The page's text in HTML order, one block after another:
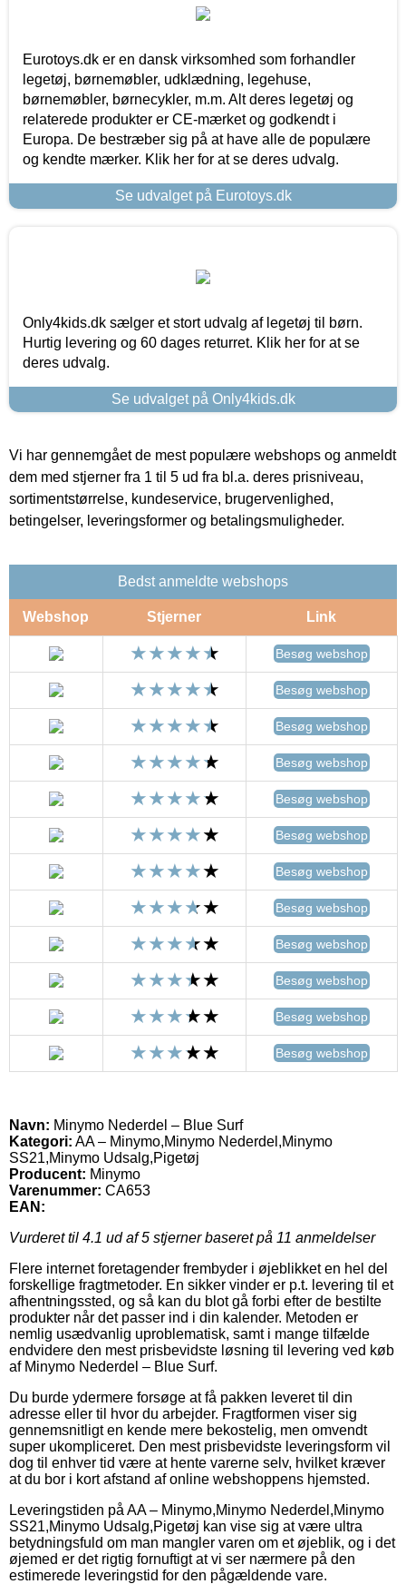
Eurotoys.dk er en dansk virksomhed som forhandler
legetøj, børnemøbler, udklædning, legehuse,
børnemøbler, børnecykler, m.m. Alt deres legetøj og
relaterede produkter er CE-mærket og godkendt i
Europa. De bestræber sig på at have alle de populære
og kendte mærker. Klik her for at se deres udvalg.
Se udvalget på Eurotoys.dk
Only4kids.dk sælger et stort udvalg af legetøj til børn.
Hurtig levering og 60 dages returret. Klik her for at se
deres udvalg.
Se udvalget på Only4kids.dk
Vi har gennemgået de mest populære webshops og anmeldt
dem med stjerner fra 1 til 5 ud fra bl.a. deres prisniveau,
sortimentstørrelse, kundeservice, brugervenlighed,
betingelser, leveringsformer og betalingsmuligheder.
Bedst anmeldte webshops
Webshop Stjerner Link
Besøg webshop
Besøg webshop
Besøg webshop
Besøg webshop
Besøg webshop
Besøg webshop
Besøg webshop
Besøg webshop
Besøg webshop
Besøg webshop
Besøg webshop
Besøg webshop
Navn: Minymo Nederdel – Blue Surf
Kategori: AA – Minymo,Minymo Nederdel,Minymo
SS21,Minymo Udsalg,Pigetøj
Producent: Minymo
Varenummer: CA653
EAN:
Vurderet til 4.1 ud af 5 stjerner baseret på 11 anmeldelser
Flere internet foretagender frembyder i øjeblikket en hel del
forskellige fragtmetoder. En sikker vinder er p.t. levering til et
afhentningssted, og så kan du blot gå forbi efter de bestilte
produkter når det passer ind i din kalender. Metoden er
nemlig usædvanlig uproblematisk, samt i mange tilfælde
endvidere den mest prisbevidste løsning til levering ved køb
af Minymo Nederdel – Blue Surf.
Du burde ydermere forsøge at få pakken leveret til din
adresse eller til hvor du arbejder. Fragtformen viser sig
gennemsnitligt en kende mere bekostelig, men omvendt
super ukompliceret. Den mest prisbevidste leveringsform vil
dog til enhver tid være at hente varerne selv, hvilket kræver
at du bor i kort afstand af online webshoppens hjemsted.
Leveringstiden på AA – Minymo,Minymo Nederdel,Minymo
SS21,Minymo Udsalg,Pigetøj kan vise sig at være ultra
betydningsfuld om man mangler varen om et øjeblik, og i det
øjemed er det rigtig fornuftigt at vi ser nærmere på den
estimerede leveringstid for den pågældende vare.